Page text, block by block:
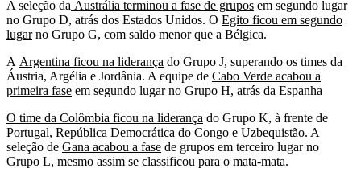
A seleção da Austrália terminou a fase de grupos em segundo lugar
no Grupo D, atrás dos Estados Unidos. O Egito ficou em segundo
lugarno Grupo G, com saldo menor que a Bélgica.
A Argentina ficou na liderança do Grupo J, superando os times da
Áustria, Argélia e Jordânia. A equipe de Cabo Verde acabou a
primeira fase em segundo lugar no Grupo H, atrás da Espanha
O time da Colômbia ficou na liderança do Grupo K, à frente de
Portugal, República Democrática do Congo e Uzbequistão. A
seleção de Gana acabou a fase de grupos em terceiro lugar no
Grupo L, mesmo assim se classificou para o mata-mata.